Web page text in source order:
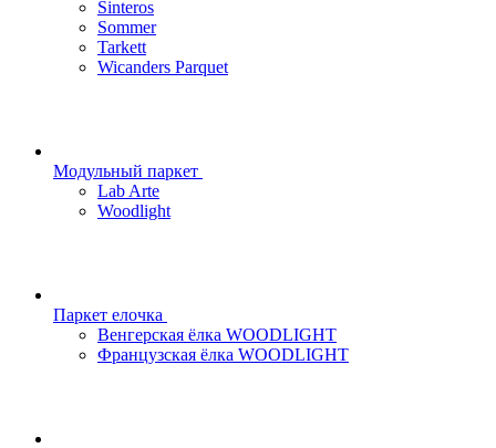
Sinteros
Sommer
Tarkett
Wicanders Parquet
Модульный паркет
Lab Arte
Woodlight
Паркет елочка
Венгерская ёлка WOODLIGHT
Французская ёлка WOODLIGHT